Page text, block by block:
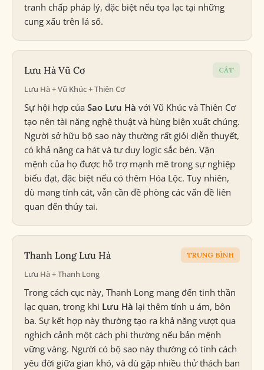
tranh chấp pháp lý, đặc biệt nếu tọa lạc tại những
cung xấu trên lá số.
Lưu Hà Vũ Cơ CÁT
Lưu Hà + Vũ Khúc + Thiên Cơ
Sự hội hợp của Sao Lưu Hà với Vũ Khúc và Thiên Cơ
tạo nên tài năng nghệ thuật và hùng biện xuất chúng.
Người sở hữu bộ sao này thường rất giỏi diễn thuyết,
có khả năng ca hát và tư duy logic sắc bén. Vận
mệnh của họ được hỗ trợ mạnh mẽ trong sự nghiệp
biểu đạt, đặc biệt nếu có thêm Hóa Lộc. Tuy nhiên,
dù mang tính cát, vẫn cần đề phòng các vấn đề liên
quan đến thủy tai.
Thanh Long Lưu Hà TRUNG BÌNH
Lưu Hà + Thanh Long
Trong cách cục này, Thanh Long mang đến tinh thần
lạc quan, trong khi Lưu Hà lại thêm tính u ám, bôn
ba. Sự kết hợp này thường tạo ra khả năng vượt qua
nghịch cảnh một cách phi thường nếu bản mệnh
vững vàng. Người có bộ sao này thường có tính cách
yêu đời giữa gian khó, và dù gặp nhiều thử thách ban